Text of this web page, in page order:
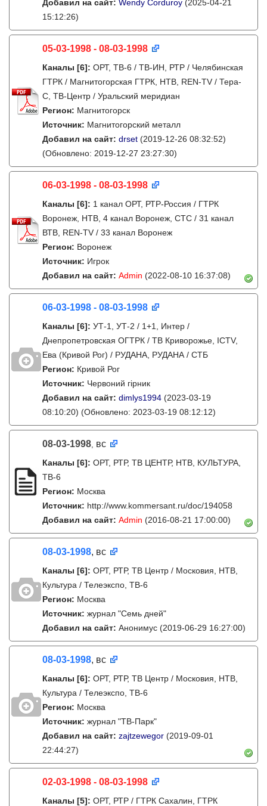
Добавил на сайт: Wendy Corduroy (2025-04-21
15:12:26)
05-03-1998 - 08-03-1998
Каналы [6]: ОРТ, ТВ-6 / ТВ-ИН, РТР / Челябинская
ГТРК / Магнитогорская ГТРК, НТВ, REN-TV / Тера-
С, ТВ-Центр / Уральский меридиан
Регион: Магнитогорск
Источник: Магнитогорский металл
Добавил на сайт: drset (2019-12-26 08:32:52)
(Обновлено: 2019-12-27 23:27:30)
06-03-1998 - 08-03-1998
Каналы [6]: 1 канал ОРТ, РТР-Россия / ГТРК
Воронеж, НТВ, 4 канал Воронеж, СТС / 31 канал
ВТВ, REN-TV / 33 канал Воронеж
Регион: Воронеж
Источник: Игрок
Добавил на сайт: Admin (2022-08-10 16:37:08)
06-03-1998 - 08-03-1998
Каналы [6]: УТ-1, УТ-2 / 1+1, Интер /
Днепропетровская ОГТРК / ТВ Криворожье, ICTV,
Ева (Кривой Рог) / РУДАНА, РУДАНА / СТБ
Регион: Кривой Рог
Источник: Червоний гірник
Добавил на сайт: dimlys1994 (2023-03-19
08:10:20) (Обновлено: 2023-03-19 08:12:12)
08-03-1998, вс
Каналы [6]: ОРТ, РТР, ТВ ЦЕНТР, НТВ, КУЛЬТУРА,
ТВ-6
Регион: Москва
Источник: http://www.kommersant.ru/doc/194058
Добавил на сайт: Admin (2016-08-21 17:00:00)
08-03-1998, вс
Каналы [6]: ОРТ, РТР, ТВ Центр / Московия, НТВ,
Культура / Телеэкспо, ТВ-6
Регион: Москва
Источник: журнал "Семь дней"
Добавил на сайт: Анонимус (2019-06-29 16:27:00)
08-03-1998, вс
Каналы [6]: ОРТ, РТР, ТВ Центр / Московия, НТВ,
Культура / Телеэкспо, ТВ-6
Регион: Москва
Источник: журнал "ТВ-Парк"
Добавил на сайт: zajtzewegor (2019-09-01
22:44:27)
02-03-1998 - 08-03-1998
Каналы [5]: ОРТ, РТР / ГТРК Сахалин, ГТРК